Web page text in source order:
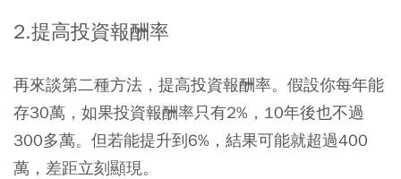
2.提高投資報酬率
再來談第二種方法，提高投資報酬率。假設你每年能
存30萬，如果投資報酬率只有2%，10年後也不過
300多萬。但若能提升到6%，結果可能就超過400
萬，差距立刻顯現。